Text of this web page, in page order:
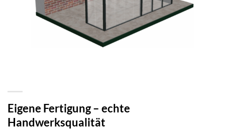
Eigene Fertigung – echte
Handwerksqualität